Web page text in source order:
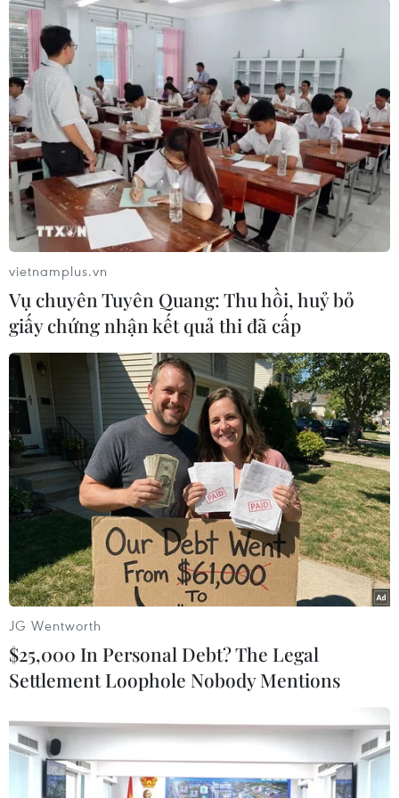
tiện quá khổ giới hạn) và phương thức vận
chuyển khác (đường thủy, hàng hải, đường
sắt…).
Trong thời gian để nghiên cứu, sửa đổi quy định
pháp luật có liên quan, để đáp ứng yêu cầu phát
triển kinh tế-xã hội gắn với bảo đảm an toàn
giao thông, an toàn công trình, Cục Đường bộ đã
có văn bản báo cáo Bộ Giao thông Vận tải đề
nghị xem xét và kịp thời tháo gỡ những khó
khăn, vướng mắc trong việc cấp giấy phép lưu
hành xe đối với xe quá khổ giới hạn chở ôtô
trong khoảng thời gian 3 tháng (từ 19/4 đến
19/7/2023) với một số điều kiện cụ thể về kết cấu
hạ tầng đường bộ, điều kiện lưu thông (ban
ngày, ban đêm, giờ cao điểm,…).
“Quá trình thực hiện cấp giấy phép lưu hành xe
chở ôtô trong thời gian khoảng 3 tháng sẽ là cơ
sở thực tiễn quan trọng để Cục Đường bộ
nghiên cứu, đề xuất Bộ Giao thông Vận tải sửa
đổi, bổ sung các quy định tại các văn bản quy
phạm pháp luật liên quan đến cấp giấy phép
lưu hành xe,” lãnh đạo Cục Đường bộ Việt Nam
nhấn mạnh./.
(Vietnam+)
vietnamplus.vn
Vụ chuyên Tuyên Quang: Thu hồi, huỷ bỏ
giấy chứng nhận kết quả thi đã cấp
JG Wentworth
$25,000 In Personal Debt? The Legal
Settlement Loophole Nobody Mentions